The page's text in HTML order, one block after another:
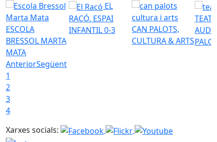
ESCOLA
BRESSOL MARTA
MATA
EL
RACÓ. ESPAI
INFANTIL 0-3
CAN PALOTS,
CULTURA & ARTS
AnteriorSegüent
1
2
3
4
Xarxes socials: